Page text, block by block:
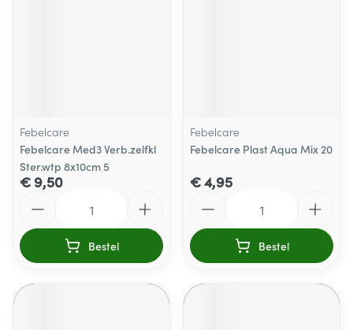
Febelcare
Febelcare Med3 Verb.zelfkl
Ster.wtp 8x10cm 5
€ 9,50
Bestel
Febelcare
Febelcare Plast Aqua Mix 20
€ 4,95
Bestel